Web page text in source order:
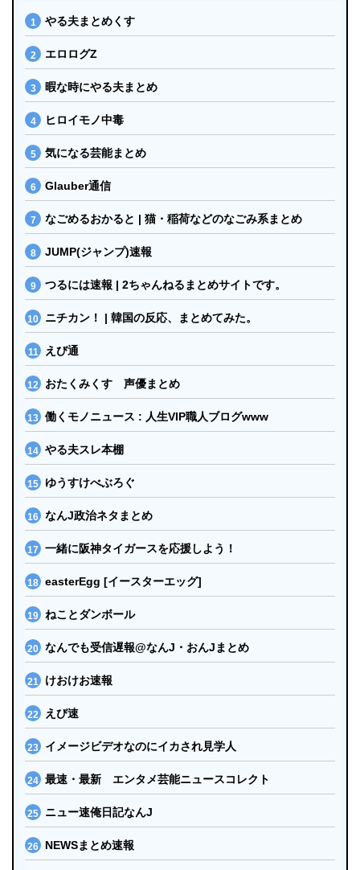
やる夫まとめくす
エロログZ
暇な時にやる夫まとめ
ヒロイモノ中毒
気になる芸能まとめ
Glauber通信
なごめるおかると | 猫・稲荷などのなごみ系まとめ
JUMP(ジャンプ)速報
つるには速報 | 2ちゃんねるまとめサイトです。
ニチカン！ | 韓国の反応、まとめてみた。
えび通
おたくみくす 声優まとめ
働くモノニュース : 人生VIP職人ブログwww
やる夫スレ本棚
ゆうすけべぶろぐ
なんJ政治ネタまとめ
一緒に阪神タイガースを応援しよう！
easterEgg [イースターエッグ]
ねことダンボール
なんでも受信遅報@なんJ・おんJまとめ
けおけお速報
えび速
イメージビデオなのにイカされ見学人
最速・最新 エンタメ芸能ニュースコレクト
ニュー速俺日記なんJ
NEWSまとめ速報